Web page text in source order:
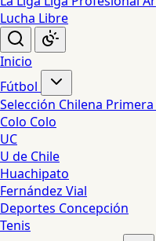
Lucha Libre
Inicio
Fútbol
Selección Chilena
Colo Colo
UC
U de Chile
Huachipato
Fernández Vial
Deportes Concepción
Tenis